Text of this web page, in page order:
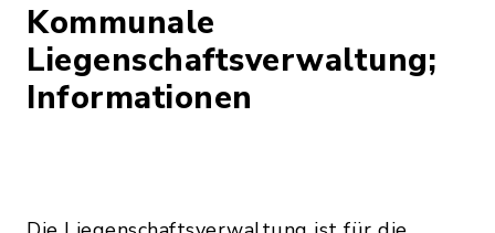
Kommunale
Liegenschaftsverwaltung;
Informationen